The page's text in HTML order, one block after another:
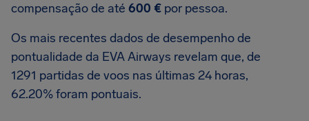
compensação de até 600 € por pessoa.
Os mais recentes dados de desempenho de
pontualidade da EVA Airways revelam que, de
1291 partidas de voos nas últimas 24 horas,
62.20% foram pontuais.